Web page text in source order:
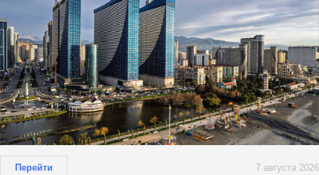
Перейти 7 августа 2026